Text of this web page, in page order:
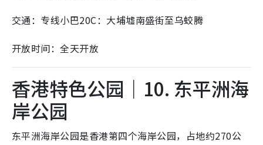
交通：专线小巴20C：大埔墟南盛街至乌蛟腾
开放时间：全天开放
香港特色公园｜10. 东平洲海
岸公园
东平洲海岸公园是香港第四个海岸公园，占地约270公